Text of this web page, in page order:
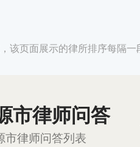
页面展示的律所排序每隔一
市律师问答
市律师问答列表